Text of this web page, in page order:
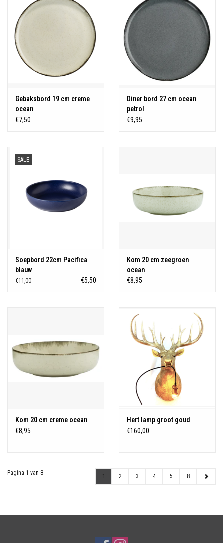
Gebaksbord 19 cm creme
ocean
€7,50
Diner bord 27 cm ocean
petrol
€9,95
SALE
Soepbord 22cm Pacifica
blauw
€11,00 €5,50
Kom 20 cm zeegroen
ocean
€8,95
Kom 20 cm creme ocean
€8,95
Hert lamp groot goud
€160,00
Pagina 1 van 8 1 2 3 4 5 8